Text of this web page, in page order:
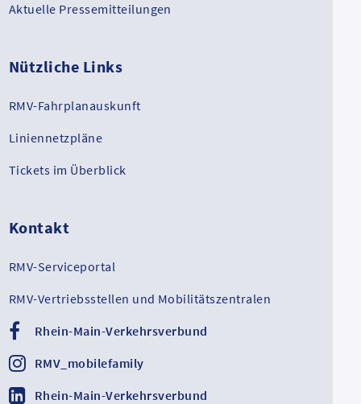
Aktuelle Pressemitteilungen
Nützliche Links
RMV-Fahrplanauskunft
Liniennetzpläne
Tickets im Überblick
Kontakt
RMV-Serviceportal
RMV-Vertriebsstellen und Mobilitätszentralen
Rhein-Main-Verkehrsverbund
RMV_mobilefamily
Rhein-Main-Verkehrsverbund